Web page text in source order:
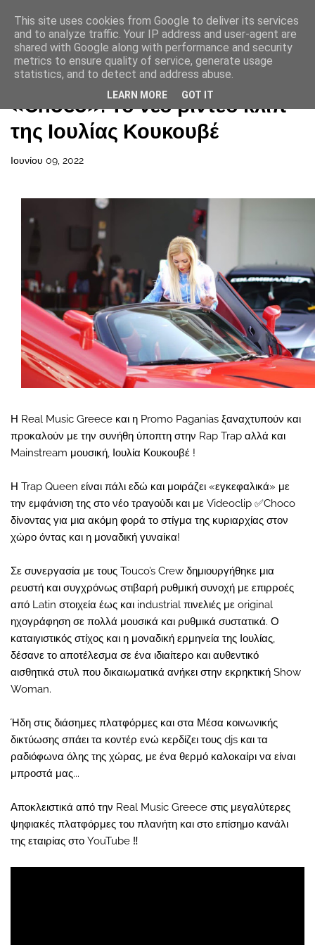
Αρχική σελίδα
«Choco»: Το νέο βίντεο κλιπ
της Ιουλίας Κουκουβέ
Ιουνίου 09, 2022
Η Real Music Greece και η Promo Paganias ξαναχτυπούν και
προκαλούν με την συνήθη ύποπτη στην Rap Trap αλλά και
Mainstream μουσική, Ιουλία Κουκουβέ !
Η Trap Queen είναι πάλι εδώ και μοιράζει «εγκεφαλικά» με
την εμφάνιση της στο νέο τραγούδι και με Videoclip ✅Choco
δίνοντας για μια ακόμη φορά το στίγμα της κυριαρχίας στον
χώρο όντας και η μοναδική γυναίκα!
Σε συνεργασία με τους Touco’s Crew δημιουργήθηκε μια
ρευστή και συγχρόνως στιβαρή ρυθμική συνοχή με επιρροές
από Latin στοιχεία έως και industrial πινελιές με original
ηχογράφηση σε πολλά μουσικά και ρυθμικά συστατικά. Ο
καταιγιστικός στίχος και η μοναδική ερμηνεία της Ιουλίας,
δέσανε το αποτέλεσμα σε ένα ιδιαίτερο και αυθεντικό
αισθητικά στυλ που δικαιωματικά ανήκει στην εκρηκτική Show
Woman.
Ήδη στις διάσημες πλατφόρμες και στα Μέσα κοινωνικής
δικτύωσης σπάει τα κοντέρ ενώ κερδίζει τους djs και τα
ραδιόφωνα όλης της χώρας, με ένα θερμό καλοκαίρι να είναι
μπροστά μας...
Αποκλειστικά από την Real Music Greece στις μεγαλύτερες
ψηφιακές πλατφόρμες του πλανήτη και στο επίσημο κανάλι
της εταιρίας στο YouTube ‼️
This site uses cookies from Google to deliver its services
and to analyze traffic. Your IP address and user-agent are
shared with Google along with performance and security
metrics to ensure quality of service, generate usage
statistics, and to detect and address abuse.
LEARN MORE GOT IT